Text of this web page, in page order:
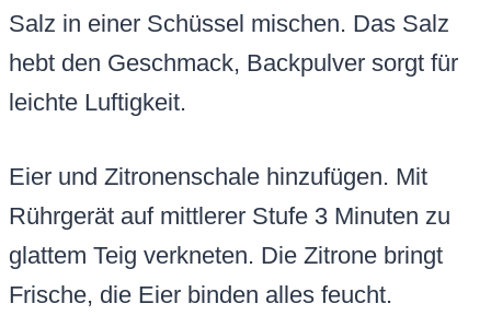
Salz in einer Schüssel mischen. Das Salz
hebt den Geschmack, Backpulver sorgt für
leichte Luftigkeit.
Eier und Zitronenschale hinzufügen. Mit
Rührgerät auf mittlerer Stufe 3 Minuten zu
glattem Teig verkneten. Die Zitrone bringt
Frische, die Eier binden alles feucht.